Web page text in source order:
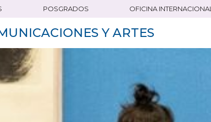
POSGRADOS OFICINA INTERNACIONAL
Y ARTES